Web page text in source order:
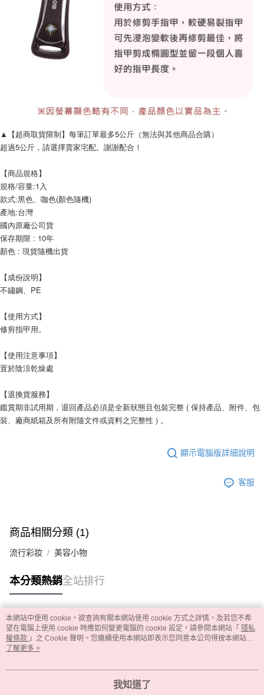
▲【超商取貨限制】每筆訂單最多5公斤（無法與其他商品合購）
超過5公斤，請選擇賣家宅配。謝謝配合！
【商品規格】
規格/容量:1入
款式:黑色、咖色(顏色隨機)
產地:台灣
國內原廠公司貨
保存期限 : 10年
顏色 : 現貨隨機出貨
【成份說明】
不鏽鋼、PE
【使用方式】
修剪指甲用。
【使用注意事項】
置於陰涼乾燥處
【退換貨服務】
鑑賞期非試用期，退回產品必須是全新狀態且包裝完整 ( 保持產品、附件、包
裝、廠商紙箱及所有附隨文件或資料之完整性 ) 。
顯示電腦版詳細說明
客服
商品相關分類 (1)
流行彩妝 美容小物
本分類熱銷全站排行
熱門標籤
本網站中使用 cookie，欲查詢有關本網站使用 cookie 方式之詳情，及若您不希
望在電腦上使用 cookie 時應如何變更電腦的 cookie 設定，請參閱本網站「 隱私
權條款 」之 Cookie 聲明。您繼續使用本網站即表示您同意本公司得按本網站使
用條款之 Cookie 聲明使用 cookie。
了解更多 >
我知道了